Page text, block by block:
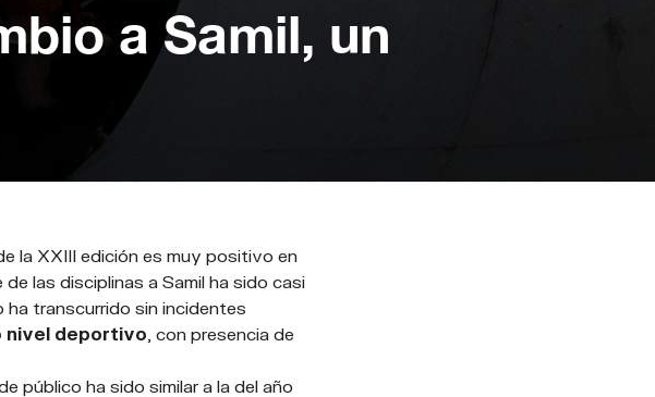
a Samil, un
la XXIII edición es muy positivo en
las disciplinas a Samil ha sido casi
transcurrido sin incidentes
nivel deportivo , con presencia de
público ha sido similar a la del año